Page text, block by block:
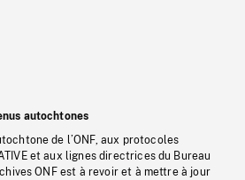
autochtones
de l’ONF, aux protocoles
et aux lignes directrices du Bureau
ONF est à revoir et à mettre à jour